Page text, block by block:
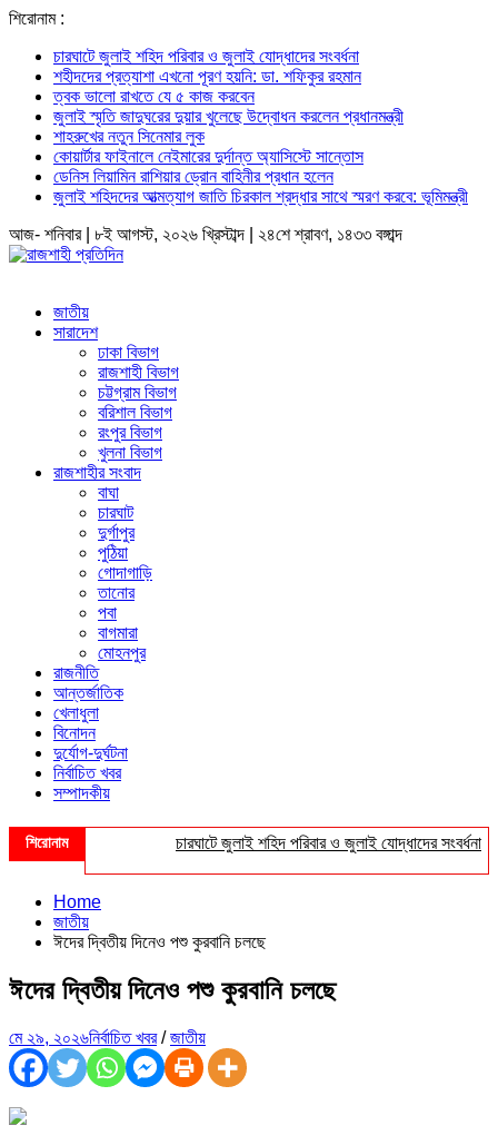
শিরোনাম :
চারঘাটে জুলাই শহিদ পরিবার ও জুলাই যোদ্ধাদের সংবর্ধনা
শহীদদের প্রত্যাশা এখনো পূরণ হয়নি: ডা. শফিকুর রহমান
ত্বক ভালো রাখতে যে ৫ কাজ করবেন
জুলাই স্মৃতি জাদুঘরের দুয়ার খুলেছে উদ্বোধন করলেন প্রধানমন্ত্রী
শাহরুখের নতুন সিনেমার লুক
কোয়ার্টার ফাইনালে নেইমারের দুর্দান্ত অ্যাসিস্টে সান্তোস
ডেনিস লিয়ামিন রাশিয়ার ড্রোন বাহিনীর প্রধান হলেন
জুলাই শহিদদের আত্মত্যাগ জাতি চিরকাল শ্রদ্ধার সাথে স্মরণ করবে: ভূমিমন্ত্রী
আজ- শনিবার | ৮ই আগস্ট, ২০২৬ খ্রিস্টাব্দ | ২৪শে শ্রাবণ, ১৪৩৩ বঙ্গাব্দ
জাতীয়
সারাদেশ
ঢাকা বিভাগ
রাজশাহী বিভাগ
চট্টগ্রাম বিভাগ
বরিশাল বিভাগ
রংপুর বিভাগ
খুলনা বিভাগ
রাজশাহীর সংবাদ
বাঘা
চারঘাট
দুর্গাপুর
পুঠিয়া
গোদাগাড়ি
তানোর
পবা
বাগমারা
মোহনপুর
রাজনীতি
আন্তর্জাতিক
খেলাধুলা
বিনোদন
দুর্যোগ-দুর্ঘটনা
নির্বাচিত খবর
সম্পাদকীয়
শিরোনাম চারঘাটে জুলাই শহিদ পরিবার ও জুলাই যোদ্ধাদের সংবর্ধনা
Home
জাতীয়
ঈদের দ্বিতীয় দিনেও পশু কুরবানি চলছে
ঈদের দ্বিতীয় দিনেও পশু কুরবানি চলছে
মে ২৯, ২০২৬নির্বাচিত খবর/জাতীয়